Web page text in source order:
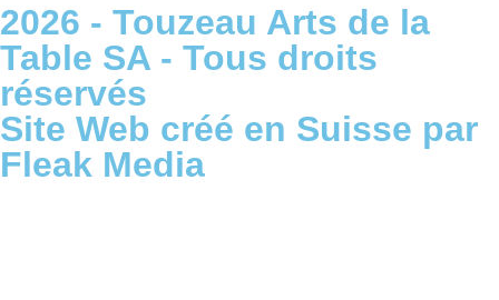
2026 - Touzeau Arts de la
Table SA - Tous droits
réservés
Site Web créé en Suisse par
Fleak Media